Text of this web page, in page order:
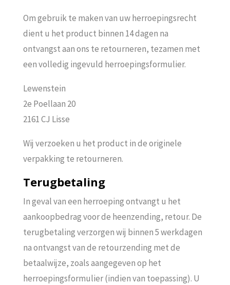
Om gebruik te maken van uw herroepingsrecht
dient u het product binnen 14 dagen na
ontvangst aan ons te retourneren, tezamen met
een volledig ingevuld herroepingsformulier.
Lewenstein
2e Poellaan 20
2161 CJ Lisse
Wij verzoeken u het product in de originele
verpakking te retourneren.
Terugbetaling
In geval van een herroeping ontvangt u het
aankoopbedrag voor de heenzending, retour. De
terugbetaling verzorgen wij binnen 5 werkdagen
na ontvangst van de retourzending met de
betaalwijze, zoals aangegeven op het
herroepingsformulier (indien van toepassing). U